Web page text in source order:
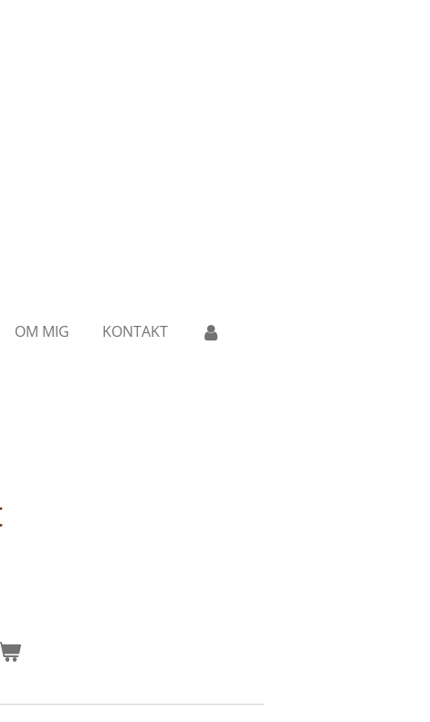
OM MIG KONTAKT